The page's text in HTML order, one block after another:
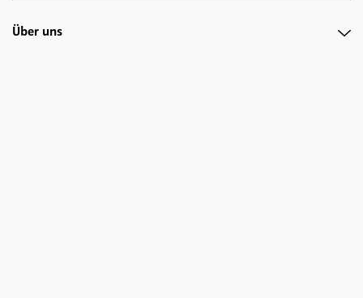
Über uns